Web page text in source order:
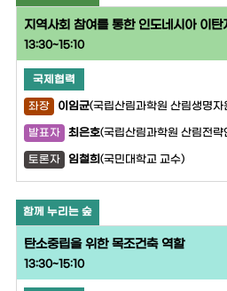
지역사회 참여를 통한 인도네시아 이탄
13:30~15:10
국제협력
좌장 이임균(국립산림과학원 산림생명자
발표자 최은호(국립산림과학원 산림전
토론자 임철희(국민대학교 교수)
함께 누리는 숲
탄소중립을 위한 목조건축 역할
13:30~15:10